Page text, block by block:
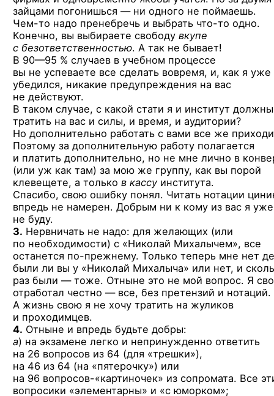
зайцами погонишься — ни одного не поймаешь.
Чем-то надо пренебречь и выбрать что-то одно.
Конечно, вы выбираете свободу вкупе
с безответственностью. А так не бывает!
В 90—95 % случаев в учебном процессе
вы не успеваете все сделать вовремя, и, как я уже
убедился, никакие предупреждения на вас
не действуют.
В таком случае, с какой стати я и институт должны
тратить на вас и силы, и время, и аудитории?
Но дополнительно работать с вами все же
Поэтому за дополнительную работу полагается
и платить дополнительно, но не мне лично в
(или уж как там) за мою же группу, как вы порой
клевещете, а только в кассу института.
Спасибо, свою ошибку понял. Читать нотации
впредь не намерен. Добрым ни к кому из вас я уже
не буду.
3. Нервничать не надо: для желающих (или
по необходимости) с «Николай Михалычем», все
останется по-прежнему. Только теперь мне нет
были ли вы у «Николай Михалыча» или нет, и
раз были — тоже. Отныне это не мой вопрос. Я
отработал честно — все, без претензий и нотаций.
А жизнь свою я не хочу тратить на жуликов
и проходимцев.
4. Отныне и впредь будьте добры:
а) на экзамене легко и непринужденно ответить
на 26 вопросов из 64 (для «трешки»),
на 46 из 64 (на «пятерочку») или
на 96 вопросов-«картиночек» из сопромата. Все
вопросики «элементарны» и «с юморком»;